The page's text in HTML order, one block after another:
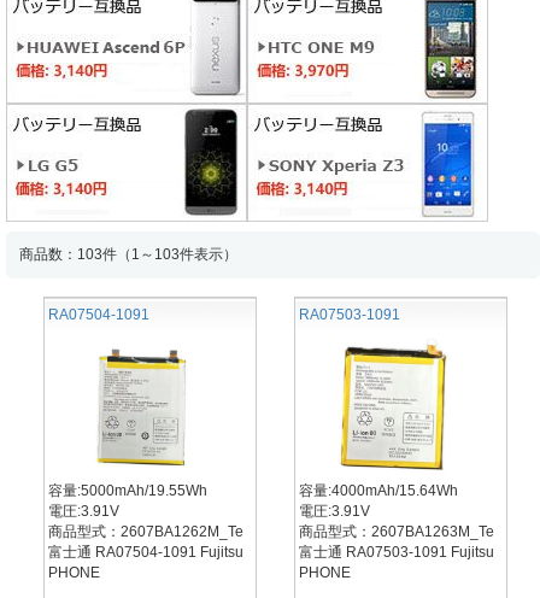
商品数：103件（1～103件表示）
RA07504-1091
容量:5000mAh/19.55Wh
電圧:3.91V
商品型式：2607BA1262M_Te
富士通 RA07504-1091 Fujitsu
PHONE
RA07503-1091
容量:4000mAh/15.64Wh
電圧:3.91V
商品型式：2607BA1263M_Te
富士通 RA07503-1091 Fujitsu
PHONE